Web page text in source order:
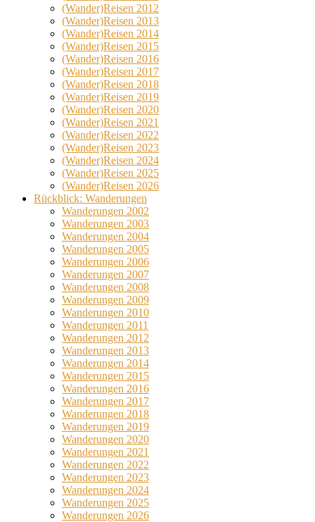
(Wander)Reisen 2012
(Wander)Reisen 2013
(Wander)Reisen 2014
(Wander)Reisen 2015
(Wander)Reisen 2016
(Wander)Reisen 2017
(Wander)Reisen 2018
(Wander)Reisen 2019
(Wander)Reisen 2020
(Wander)Reisen 2021
(Wander)Reisen 2022
(Wander)Reisen 2023
(Wander)Reisen 2024
(Wander)Reisen 2025
(Wander)Reisen 2026
Rückblick: Wanderungen
Wanderungen 2002
Wanderungen 2003
Wanderungen 2004
Wanderungen 2005
Wanderungen 2006
Wanderungen 2007
Wanderungen 2008
Wanderungen 2009
Wanderungen 2010
Wanderungen 2011
Wanderungen 2012
Wanderungen 2013
Wanderungen 2014
Wanderungen 2015
Wanderungen 2016
Wanderungen 2017
Wanderungen 2018
Wanderungen 2019
Wanderungen 2020
Wanderungen 2021
Wanderungen 2022
Wanderungen 2023
Wanderungen 2024
Wanderungen 2025
Wanderungen 2026